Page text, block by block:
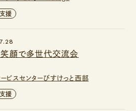
援
顔で多世代交流会
ビスセンターびすけっと西部
援